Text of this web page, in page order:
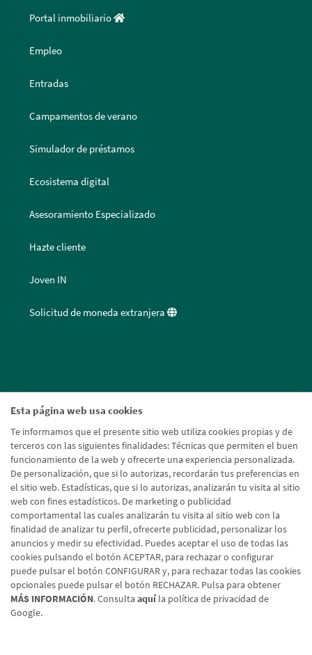
Esta página web usa cookies
Te informamos que el presente sitio web utiliza cookies propias y de
terceros con las siguientes finalidades: Técnicas que permiten el buen
funcionamiento de la web y ofrecerte una experiencia personalizada.
De personalización, que si lo autorizas, recordarán tus preferencias en
el sitio web. Estadísticas, que si lo autorizas, analizarán tu visita al sitio
web con fines estadísticos. De marketing o publicidad
comportamental las cuales analizarán tu visita al sitio web con la
finalidad de analizar tu perfil, ofrecerte publicidad, personalizar los
anuncios y medir su efectividad. Puedes aceptar el uso de todas las
cookies pulsando el botón ACEPTAR, para rechazar o configurar
puede pulsar el botón CONFIGURAR y, para rechazar todas las cookies
opcionales puede pulsar el botón RECHAZAR. Pulsa para obtener
MÁS INFORMACIÓN. Consulta aquíla política de privacidad de
Google.
Portal inmobiliario
Empleo
Entradas
Campamentos de verano
Simulador de préstamos
Ecosistema digital
Asesoramiento Especializado
Hazte cliente
Joven IN
Solicitud de moneda extranjera
Aviso legal